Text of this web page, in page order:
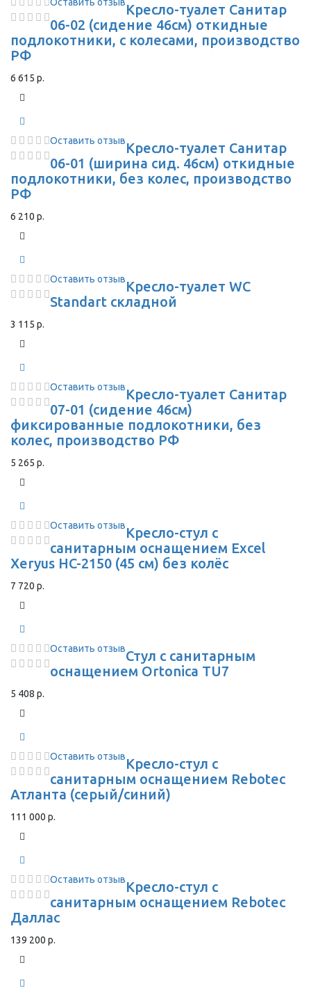
Кресло-туалет Санитар
06-02 (сидение 46см) откидные
подлокотники, с колесами, производство
РФ
6 615 р.
Оставить отзывКресло-туалет Санитар
06-01 (ширина сид. 46см) откидные
подлокотники, без колес, производство
РФ
6 210 р.
Оставить отзывКресло-туалет WC
Standart складной
3 115 р.
Оставить отзывКресло-туалет Санитар
07-01 (сидение 46см)
фиксированные подлокотники, без
колес, производство РФ
5 265 р.
Оставить отзывКресло-стул с
санитарным оснащением Excel
Xeryus HC-2150 (45 см) без колёс
7 720 р.
Оставить отзывСтул с санитарным
оснащением Ortonica TU7
5 408 р.
Оставить отзывКресло-стул с
санитарным оснащением Rebotec
Атланта (серый/синий)
111 000 р.
Оставить отзывКресло-стул с
санитарным оснащением Rebotec
Даллас
139 200 р.